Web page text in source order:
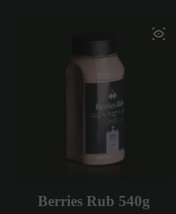
Berries Rub 540g